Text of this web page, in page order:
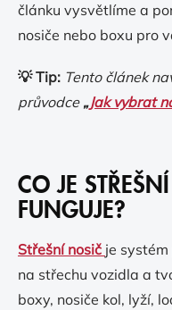
článku vysvětlíme a
nosiče nebo boxu pro
💡 Tip: Tento článek
průvodce „Jak vybrat
CO JE
FUNGUJE?
Střešní nosič je
na střechu vozidla a
boxy, nosiče kol, lyží,